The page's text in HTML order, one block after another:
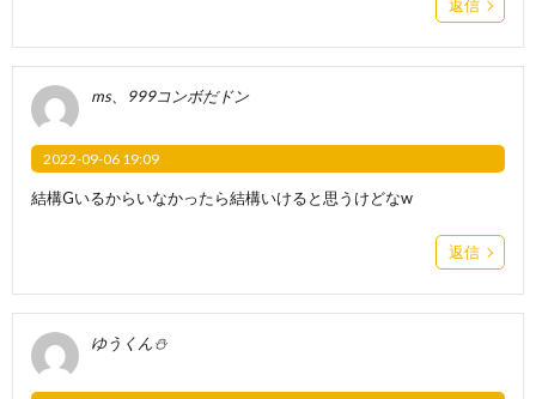
返信
ms、999コンボだドン
2022-09-06 19:09
結構Gいるからいなかったら結構いけると思うけどなw
返信
ゆうくん⛄